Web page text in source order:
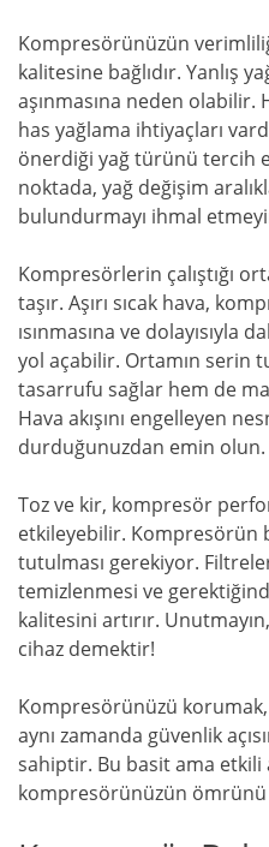
Kompresörünüzün
kalitesine bağlıdır. Yanlış
aşınmasına neden
has yağlama ihtiyaçları
önerdiği yağ türünü tercih
noktada, yağ değişim
bulundurmayı ihmal
Kompresörlerin çalıştığı
taşır. Aşırı sıcak hava,
ısınmasına ve dolayısıyla
yol açabilir. Ortamın serin
tasarrufu sağlar hem de
Hava akışını engelleyen
durduğunuzdan emin olun.
Toz ve kir, kompresör
etkileyebilir. Kompresörün
tutulması gerekiyor.
temizlenmesi ve
kalitesini artırır.
cihaz demektir!
Kompresörünüzü
aynı zamanda güvenlik
sahiptir. Bu basit ama etkili
kompresörünüzün